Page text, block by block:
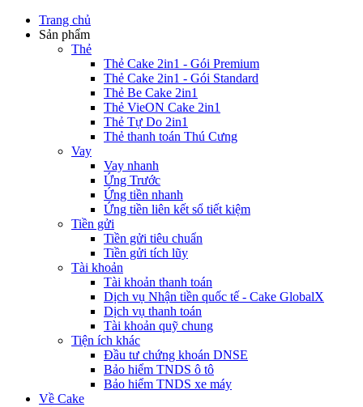
Trang chủ
Sản phẩm
Thẻ
Thẻ Cake 2in1 - Gói Premium
Thẻ Cake 2in1 - Gói Standard
Thẻ Be Cake 2in1
Thẻ VieON Cake 2in1
Thẻ Tự Do 2in1
Thẻ thanh toán Thú Cưng
Vay
Vay nhanh
Ứng Trước
Ứng tiền nhanh
Ứng tiền liên kết sổ tiết kiệm
Tiền gửi
Tiền gửi tiêu chuẩn
Tiền gửi tích lũy
Tài khoản
Tài khoản thanh toán
Dịch vụ Nhận tiền quốc tế - Cake GlobalX
Dịch vụ thanh toán
Tài khoản quỹ chung
Tiện ích khác
Đầu tư chứng khoán DNSE
Bảo hiểm TNDS ô tô
Bảo hiểm TNDS xe máy
Về Cake